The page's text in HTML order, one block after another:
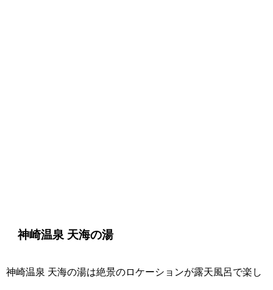
神崎温泉 天海の湯
神崎温泉 天海の湯は絶景のロケーションが露天風呂で楽し